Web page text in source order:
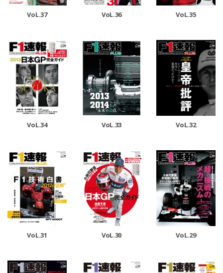
VoL.37 VoL.36 VoL.35
VoL.34 VoL.33 VoL.32
VoL.31 VoL.30 VoL.29